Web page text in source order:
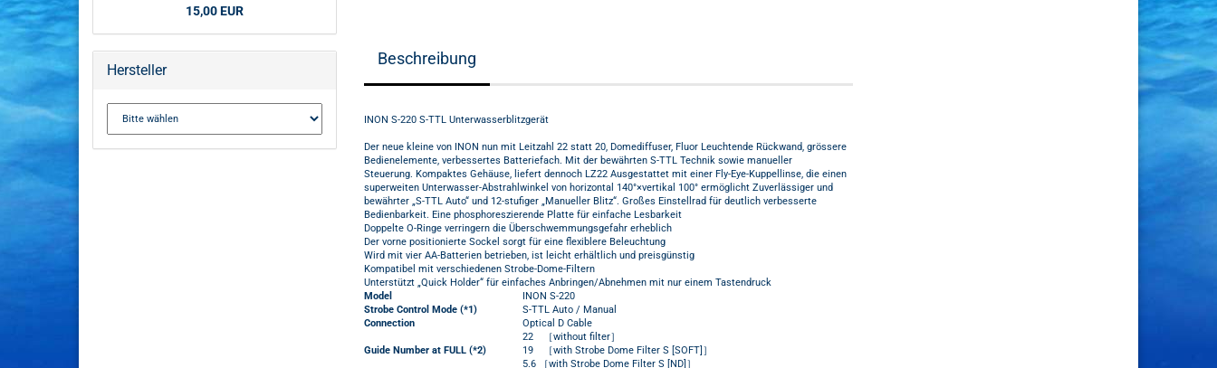
Beschreibung
INON S-220 S-TTL Unterwasserblitzgerät
Der neue kleine von INON nun mit Leitzahl 22 statt 20, Domediffuser, Fluor Leuchtende Rückwand, grössere
Bedienelemente, verbessertes Batteriefach. Mit der bewährten S-TTL Technik sowie manueller
Steuerung. Kompaktes Gehäuse, liefert dennoch LZ22 Ausgestattet mit einer Fly-Eye-Kuppellinse, die einen
superweiten Unterwasser-Abstrahlwinkel von horizontal 140°×vertikal 100° ermöglicht Zuverlässiger und
bewährter „S-TTL Auto“ und 12-stufiger „Manueller Blitz“. Großes Einstellrad für deutlich verbesserte
Bedienbarkeit. Eine phosphoreszierende Platte für einfache Lesbarkeit
Doppelte O-Ringe verringern die Überschwemmungsgefahr erheblich
Der vorne positionierte Sockel sorgt für eine flexiblere Beleuchtung
Wird mit vier AA-Batterien betrieben, ist leicht erhältlich und preisgünstig
Kompatibel mit verschiedenen Strobe-Dome-Filtern
Unterstützt „Quick Holder“ für einfaches Anbringen/Abnehmen mit nur einem Tastendruck
Model
INON S-220
Strobe Control Mode (*1)
S-TTL Auto / Manual
Connection
Optical D Cable
Guide Number at FULL (*2)
22 ［without filter］
19 ［with Strobe Dome Filter S [SOFT]］
5.6 ［with Strobe Dome Filter S [ND]］
15,00 EUR
Hersteller